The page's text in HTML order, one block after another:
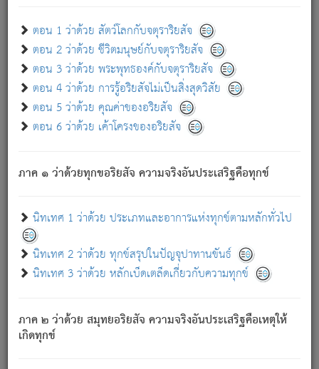
ตอน 1 ว่าด้วย สัตว์โลกกับจตุราริยสัจ
ตอน 2 ว่าด้วย ชีวิตมนุษย์กับจตุราริยสัจ
ตอน 3 ว่าด้วย พระพุทธองค์กับจตุราริยสัจ
ตอน 4 ว่าด้วย การรู้อริยสัจไม่เป็นสิ่งสุดวิสัย
ตอน 5 ว่าด้วย คุณค่าของอริยสัจ
ตอน 6 ว่าด้วย เค้าโครงของอริยสัจ
ภาค ๑ ว่าด้วยทุกขอริยสัจ ความจริงอันประเสริฐคือทุกข์
นิทเทศ 1 ว่าด้วย ประเภทและอาการแห่งทุกข์ตามหลักทั่วไป
นิทเทศ 2 ว่าด้วย ทุกข์สรุปในปัญจุปาทานขันธ์
นิทเทศ 3 ว่าด้วย หลักเบ็ดเตล็ดเกี่ยวกับความทุกข์
ภาค ๒ ว่าด้วย สมุทยอริยสัจ ความจริงอันประเสริฐคือเหตุให้
เกิดทุกข์
เขาเพลิดเพลินยิ่งนักในสิ่งใด สิ่งนั้นเป็นภัย (ที่เขาไม่รู้จัก)
เขากลัวต่อสิ่งใดสิ่งนั้นเป็นทุกข์
พรหมจรรย์นี้ อันบุคคลย่อมประพฤติ ก็เพื่อการละขาดซึ่ง
ภพ.
สมณะหรือพราหมณ์เหล่าใด กล่าวความหลุดพ้นจากภพว่า
มีได้เพราะภพ เรากล่าวว่า สมณะหรือพราหมณ์ทั้งปวงนั้น
มิใช่ผู้หลดพ้นจากภพ.
ภพ ว่ามีได้เพราะวิภพ[2]: เรากล่าวว่า สมณะหรือพราหมณ์ทั้ง
ปวงนั้น ก็ยังสลัดภพออกไปไม่ได้.
ก็ทุกข์นี้มีขึ้น เพราะอาศัยซึ่งอุปธิทั้งปวง.
เพราะความสิ้นไปแห่งอุปาทานทั้งปวง ความเกิดขึ้นแห่ง
ทุกข์จึงไม่มี.
ท่านจงดูโลกนี้เถิด (จะเห็นว่า) สัตว์ทั้งหลายอันอวิชาหนา
แน่นบังหนาแล้ว; และว่า สัตว์ผู้ยินดีในภพอันเป็นแล้วนั้น ย่อม
อันเป็นไปในที่หรือเวลาทั้งปวง[3]เพื่อความมีแห่งประโยชน์โดย
ประการทั้งปวง; ภพทั้งหลายทั้งหมดนั้น ไม่เที่ยง เป็นทุกข์ มี
ความแปรปรวนเป็นธรรมดา.